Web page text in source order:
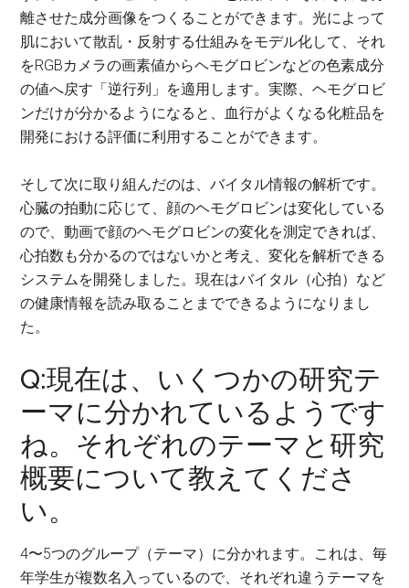
離させた成分画像をつくることができます。光によって
肌において散乱・反射する仕組みをモデル化して、それ
をRGBカメラの画素値からヘモグロビンなどの色素成分
の値へ戻す「逆行列」を適用します。実際、ヘモグロビ
ンだけが分かるようになると、血行がよくなる化粧品を
開発における評価に利用することができます。
そして次に取り組んだのは、バイタル情報の解析です。
心臓の拍動に応じて、顔のヘモグロビンは変化している
ので、動画で顔のヘモグロビンの変化を測定できれば、
心拍数も分かるのではないかと考え、変化を解析できる
システムを開発しました。現在はバイタル（心拍）など
の健康情報を読み取ることまでできるようになりまし
た。
Q:現在は、いくつかの研究テ
ーマに分かれているようです
ね。それぞれのテーマと研究
概要について教えてくださ
い。
4〜5つのグループ（テーマ）に分かれます。これは、毎
年学生が複数名入っているので、それぞれ違うテーマを